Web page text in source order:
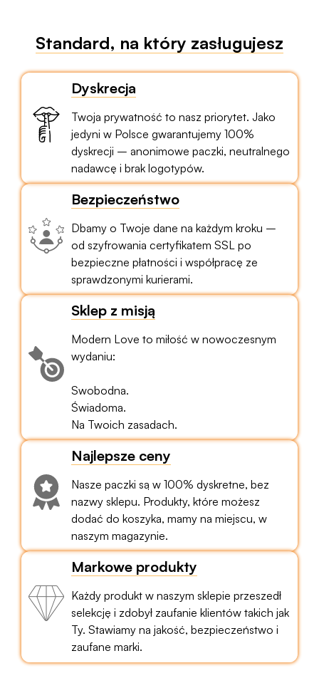
Standard, na który zasługujesz
Dyskrecja
Twoja prywatność to nasz priorytet. Jako
jedyni w Polsce gwarantujemy 100%
dyskrecji – anonimowe paczki, neutralnego
nadawcę i brak logotypów.
Bezpieczeństwo
Dbamy o Twoje dane na każdym kroku –
od szyfrowania certyfikatem SSL po
bezpieczne płatności i współpracę ze
sprawdzonymi kurierami.
Sklep z misją
Modern Love to miłość w nowoczesnym
wydaniu:
Swobodna.
Świadoma.
Na Twoich zasadach.
Najlepsze ceny
Nasze paczki są w 100% dyskretne, bez
nazwy sklepu. Produkty, które możesz
dodać do koszyka, mamy na miejscu, w
naszym magazynie.
Markowe produkty
Każdy produkt w naszym sklepie przeszedł
selekcję i zdobył zaufanie klientów takich jak
Ty. Stawiamy na jakość, bezpieczeństwo i
zaufane marki.